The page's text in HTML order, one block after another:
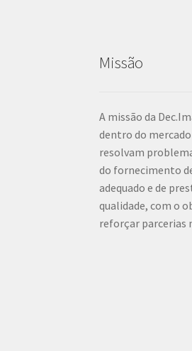
Missão
A missão da
dentro do
resolvam
do fornecimento
adequado e de
qualidade, com o
reforçar parcerias